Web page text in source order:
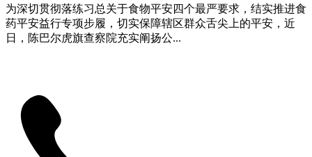
为深切贯彻落练习总关于食物平安四个最严要求，结实推进食
药平安益行专项步履，切实保障辖区群众舌尖上的平安，近
日，陈巴尔虎旗查察院充实阐扬公...